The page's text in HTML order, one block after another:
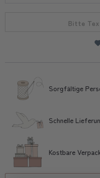
Bitte
Sorgfältige
Schnelle
Kostbare